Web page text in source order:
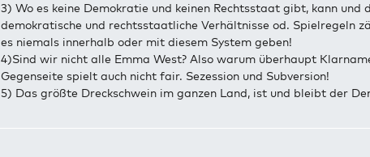
3) Wo es keine Demokratie und keinen Rechtsstaat gibt, kann und
demokratische und rechtsstaatliche Verhältnisse od. Spielregeln
es niemals innerhalb oder mit diesem System geben!
4)Sind wir nicht alle Emma West? Also warum überhaupt
Gegenseite spielt auch nicht fair. Sezession und Subversion!
5) Das größte Dreckschwein im ganzen Land, ist und bleibt der